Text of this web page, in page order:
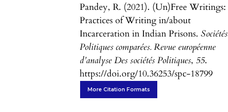
Pandey, R. (2021). (Un)Free Writings:
Practices of Writing in/about
Incarceration in Indian Prisons.Sociétés
Politiques comparées. Revue européenne
d’analyse Des sociétés Politiques, 55.
https://doi.org/10.36253/spc-18799
More Citation Formats